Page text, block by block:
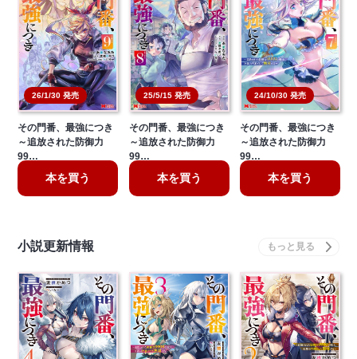
26/1/30 発売
その門番、最強につき
～追放された防御力
99…
本を買う
25/5/15 発売
その門番、最強につき
～追放された防御力
99…
本を買う
24/10/30 発売
その門番、最強につき
～追放された防御力
99…
本を買う
小説更新情報